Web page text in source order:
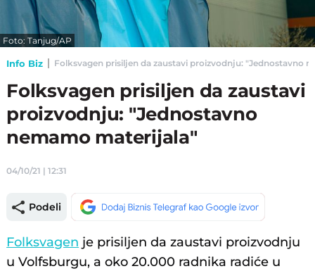
Foto: Tanjug/AP
Info Biz Folksvagen prisiljen da zaustavi proizvodnju: "Jednostavno
Folksvagen prisiljen da zaustavi
proizvodnju: "Jednostavno
nemamo materijala"
04/10/21 | 12:31
Podeli
Folksvagen je prisiljen da zaustavi proizvodnju
u Volfsburgu, a oko 20.000 radnika radiće u